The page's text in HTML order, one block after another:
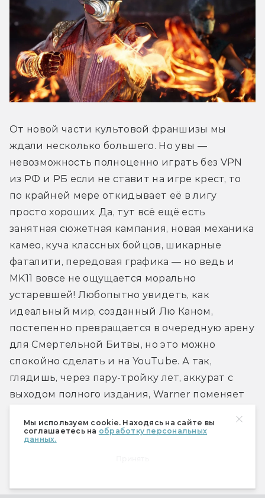
Мы используем cookie. Находясь на сайте вы
соглашаетесь на обработку персональных
данных.
От новой части культовой франшизы мы
ждали несколько большего. Но увы —
невозможность полноценно играть без VPN
из РФ и РБ если не ставит на игре крест, то
по крайней мере откидывает её в лигу
просто хороших. Да, тут всё ещё есть
занятная сюжетная кампания, новая механика
камео, куча классных бойцов, шикарные
фаталити, передовая графика — но ведь и
MK11 вовсе не ощущается морально
устаревшей! Любопытно увидеть, как
идеальный мир, созданный Лю Каном,
постепенно превращается в очередную арену
для Смертельной Битвы, но это можно
спокойно сделать и на YouTube. А так,
глядишь, через пару-тройку лет, аккурат с
выходом полного издания, Warner поменяет
— вот тогда и настанет время ворваться в
игру!